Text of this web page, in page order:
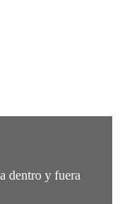
dentro y fuera